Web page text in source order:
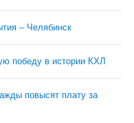
– Челябинск
победу в истории КХЛ
повысят плату за